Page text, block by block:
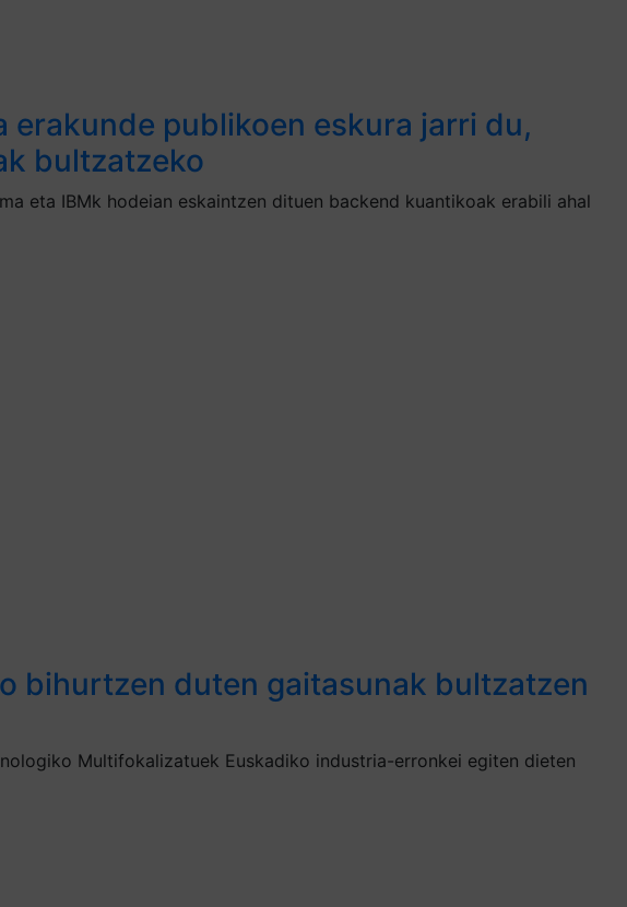
erakunde publikoen eskura jarri du,
bultzatzeko
eta IBMk hodeian eskaintzen dituen backend kuantikoak erabili ahal
bihurtzen duten gaitasunak bultzatzen
Multifokalizatuek Euskadiko industria-erronkei egiten dieten